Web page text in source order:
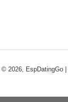
© 2026, EspDatingGo |